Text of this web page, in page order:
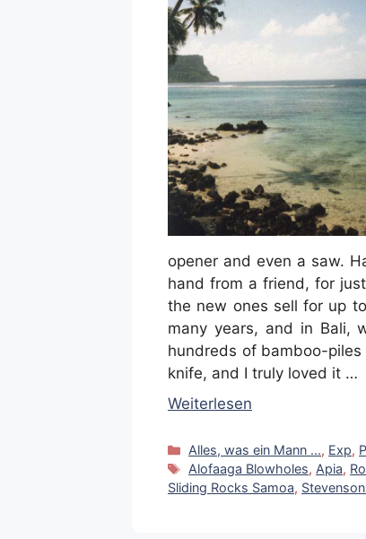
opener and even a saw.
hand from a friend, for
the new ones sell for up
many years, and in Bali,
hundreds of bamboo-
knife, and I truly loved it …
Weiterlesen
Kategorien
Alles, was ein Mann ..., Exp,
Schlagwörter
Alofaaga Blowholes,Apia,
Sliding Rocks Samoa,